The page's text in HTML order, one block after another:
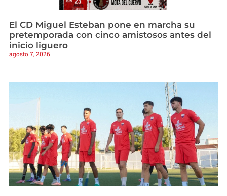
El CD Miguel Esteban pone en marcha su
pretemporada con cinco amistosos antes del
inicio liguero
agosto 7, 2026